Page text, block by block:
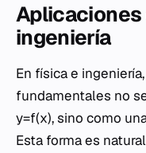
ingeniería
En física e
fundamentales no
y=f(x), sino como
Esta forma es